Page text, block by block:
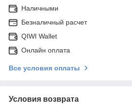
Наличными
Безналичный расчет
QIWI Wallet
Онлайн оплата
Все условия оплаты
Условия возврата